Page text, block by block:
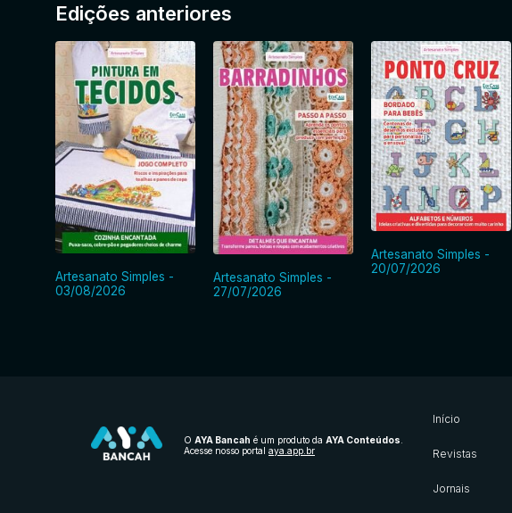
Edições anteriores
Artesanato Simples -
03/08/2026
Artesanato Simples -
27/07/2026
Artesanato Simples -
20/07/2026
O AYA Bancah é um produto da AYA Conteúdos
Acesse nosso portal aya.app.br
Início
Revistas
Jornais